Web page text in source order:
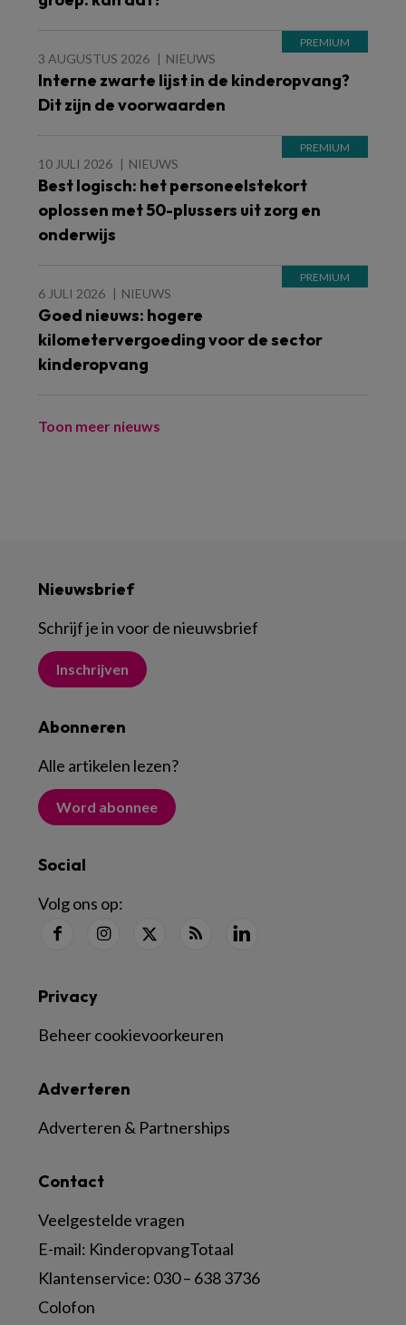
3 AUGUSTUS 2026 NIEUWS
Interne zwarte lijst in de kinderopvang?
Dit zijn de voorwaarden
10 JULI 2026 NIEUWS
Best logisch: het personeelstekort
oplossen met 50-plussers uit zorg en
onderwijs
6 JULI 2026 NIEUWS
Goed nieuws: hogere
kilometervergoeding voor de sector
kinderopvang
Toon meer nieuws
Nieuwsbrief
Schrijf je in voor de nieuwsbrief
Inschrijven
Abonneren
Alle artikelen lezen?
Word abonnee
Social
Volg ons op:
Contact
Veelgestelde vragen
E-mail: KinderopvangTotaal
Klantenservice: 030 – 638 3736
Colofon
Adverteren
Adverteren & Partnerships
Privacy
Beheer cookievoorkeuren